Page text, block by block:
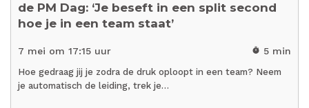
de PM Dag: ‘Je beseft in een split second
hoe je in een team staat’
7 mei om 17:15 uur timer 5 min
Hoe gedraag jij je zodra de druk oploopt in een team? Neem
je automatisch de leiding, trek je…